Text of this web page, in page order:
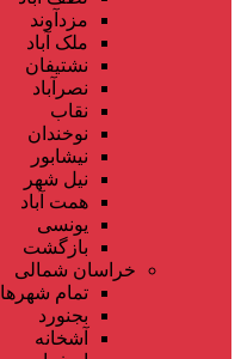
مزدآوند
ملک آباد
نشتیفان
نصرآباد
نقاب
نوخندان
نیشابور
نیل شهر
همت آباد
یونسی
بازگشت
خراسان شمالی
تمام شهر‌ها
بجنورد
آشخانه